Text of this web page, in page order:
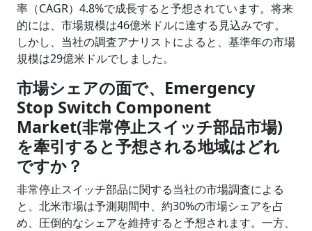
率（CAGR）4.8%で成長すると予想されています。将来
的には、市場規模は46億米ドルに達する見込みです。
しかし、当社の調査アナリストによると、基準年の市場
規模は29億米ドルでしました。
市場シェアの面で、Emergency
Stop Switch Component
Market(非常停止スイッチ部品市場)
を牽引すると予想される地域はどれ
ですか？
非常停止スイッチ部品に関する当社の市場調査による
と、北米市場は予測期間中、約30%の市場シェアを占
め、圧倒的なシェアを維持すると予想されます。一方、